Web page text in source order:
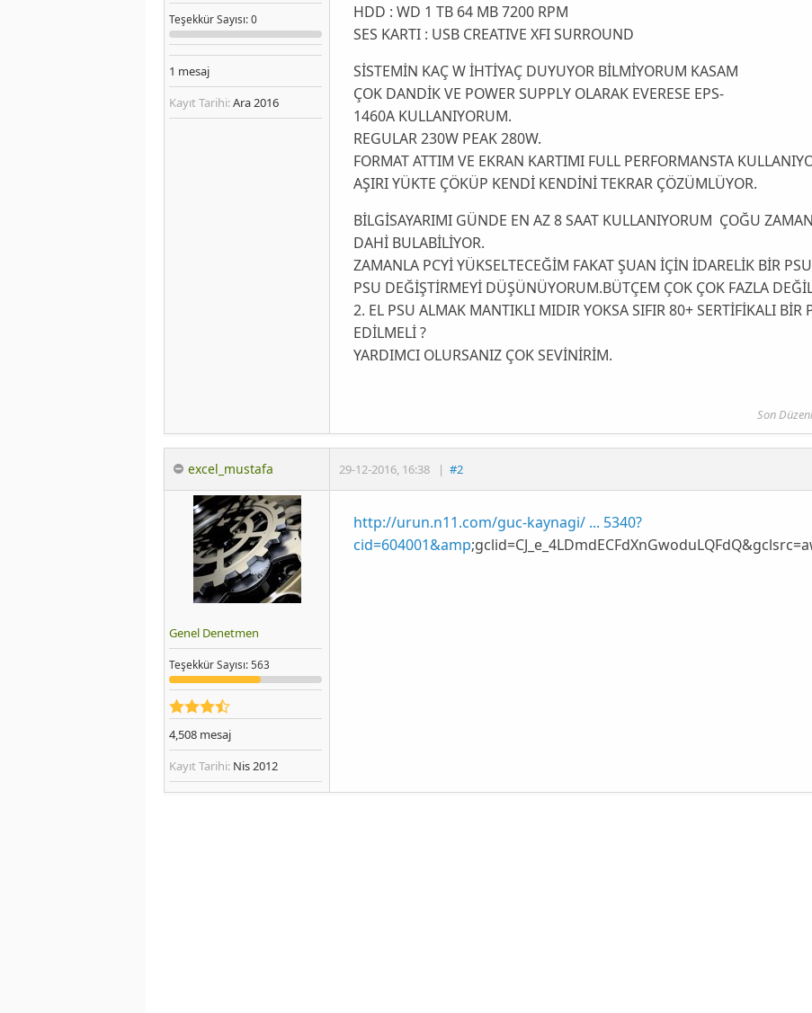
TeşekkürSayısı: 0
1 mesaj
Kayıt Tarihi:Ara 2016
HDD : WD 1 TB 64 MB 7200 RPM
SES KARTI : USB CREATIVE XFI SURROUND
SİSTEMİN KAÇ W İHTİYAÇ DUYUYOR BİLMİYORUM KASAM
ÇOK DANDİK VE POWER SUPPLY OLARAK EVERESE EPS-
1460A KULLANIYORUM.
REGULAR 230W PEAK 280W.
FORMAT ATTIM VE EKRAN KARTIMI FULL PERFORMANSTA
AŞIRI YÜKTE ÇÖKÜP KENDİ KENDİNİ TEKRAR ÇÖZÜMLÜYOR.
BİLGİSAYARIMI GÜNDE EN AZ 8 SAAT KULLANIYORUM ÇOĞU
DAHİ BULABİLİYOR.
ZAMANLA PCYİ YÜKSELTECEĞİM FAKAT ŞUAN İÇİN İDARELİK BİR
PSU DEĞİŞTİRMEYİ DÜŞÜNÜYORUM.BÜTÇEM ÇOK ÇOK FAZLA
2. EL PSU ALMAK MANTIKLI MIDIR YOKSA SIFIR 80+ SERTİFİKALI BİR
EDİLMELİ ?
YARDIMCI OLURSANIZ ÇOK SEVİNİRİM.
Son
excel_mustafa 29-12-2016, 16:38 | #2
Genel Denetmen
TeşekkürSayısı: 563
4,508 mesaj
Kayıt Tarihi: Nis 2012
http://urun.n11.com/guc-kaynagi/ ... 5340?
cid=604001&amp